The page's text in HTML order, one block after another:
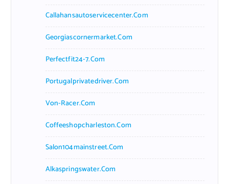
Callahansautoservicecenter.com
Georgiascornermarket.com
Perfectfit24-7.com
Portugalprivatedriver.com
Von-Racer.com
Coffeeshopcharleston.com
Salon104mainstreet.com
Alkaspringswater.com